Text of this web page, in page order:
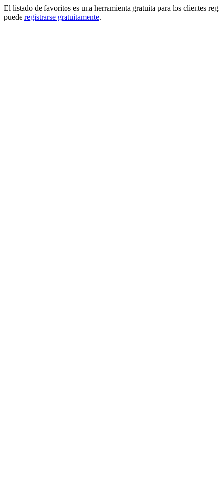
El listado de favoritos es una herramienta gratuita para los clientes
puede registrarse gratuitamente.